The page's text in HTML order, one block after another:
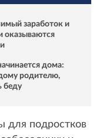
заработок и
оказываются
дома:
родителю,
беду
для подростков